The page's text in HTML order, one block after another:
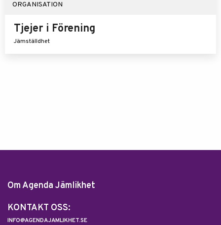
ORGANISATION
Tjejer i Förening
Jämställdhet
Om Agenda Jämlikhet
KONTAKT OSS:
INFO@AGENDAJAMLIKHET.SE